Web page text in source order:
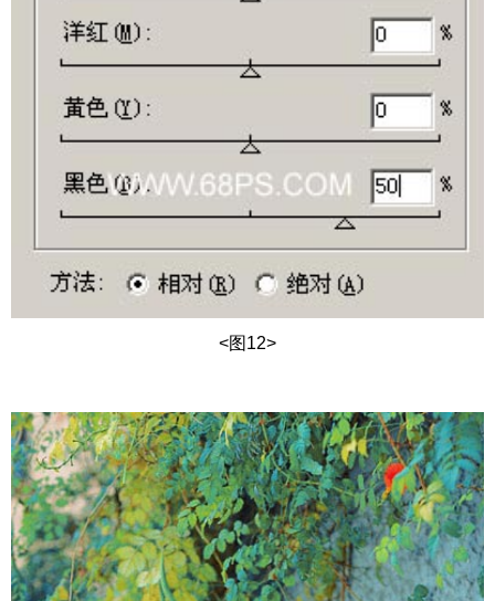
<图12>